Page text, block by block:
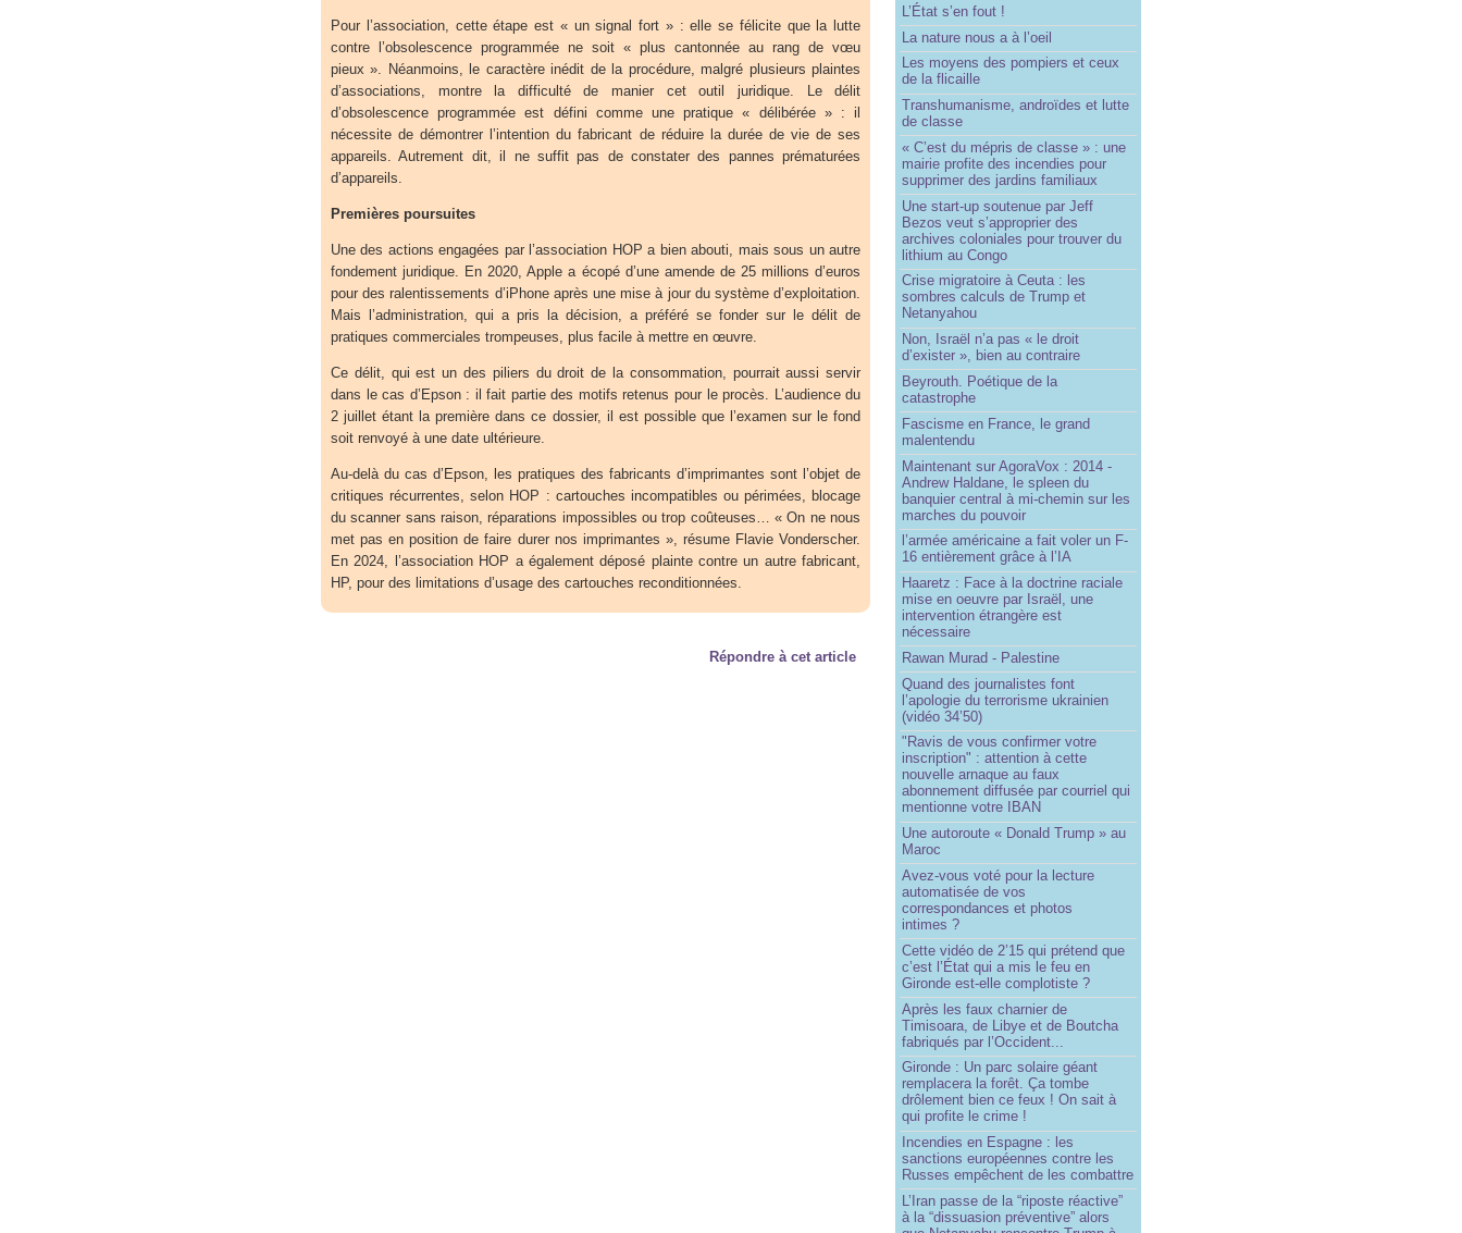
Pour l’association, cette étape est « un signal fort » : elle se félicite que la lutte
contre l’obsolescence programmée ne soit « plus cantonnée au rang de vœu
pieux ». Néanmoins, le caractère inédit de la procédure, malgré plusieurs plaintes
d’associations, montre la difficulté de manier cet outil juridique. Le délit
d’obsolescence programmée est défini comme une pratique « délibérée » : il
nécessite de démontrer l’intention du fabricant de réduire la durée de vie de ses
appareils. Autrement dit, il ne suffit pas de constater des pannes prématurées
d’appareils.
Premières poursuites
Une des actions engagées par l’association HOP a bien abouti, mais sous un autre
fondement juridique. En 2020, Apple a écopé d’une amende de 25 millions d’euros
pour des ralentissements d’iPhone après une mise à jour du système d’exploitation.
Mais l’administration, qui a pris la décision, a préféré se fonder sur le délit de
pratiques commerciales trompeuses, plus facile à mettre en œuvre.
Ce délit, qui est un des piliers du droit de la consommation, pourrait aussi servir
dans le cas d’Epson : il fait partie des motifs retenus pour le procès. L’audience du
2 juillet étant la première dans ce dossier, il est possible que l’examen sur le fond
soit renvoyé à une date ultérieure.
Au-delà du cas d’Epson, les pratiques des fabricants d’imprimantes sont l’objet de
critiques récurrentes, selon HOP : cartouches incompatibles ou périmées, blocage
du scanner sans raison, réparations impossibles ou trop coûteuses… « On ne nous
met pas en position de faire durer nos imprimantes », résume Flavie Vonderscher.
En 2024, l’association HOP a également déposé plainte contre un autre fabricant,
HP, pour des limitations d’usage des cartouches reconditionnées.
Répondre à cet article
L’État s’en fout !
La nature nous a à l’oeil
Les moyens des pompiers et ceux
de la flicaille
Transhumanisme, androïdes et lutte
de classe
« C’est du mépris de classe » : une
mairie profite des incendies pour
supprimer des jardins familiaux
Une start-up soutenue par Jeff
Bezos veut s’approprier des
archives coloniales pour trouver du
lithium au Congo
Crise migratoire à Ceuta : les
sombres calculs de Trump et
Netanyahou
Non, Israël n’a pas « le droit
d’exister », bien au contraire
Beyrouth. Poétique de la
catastrophe
Fascisme en France, le grand
malentendu
Maintenant sur AgoraVox : 2014 -
Andrew Haldane, le spleen du
banquier central à mi-chemin sur les
marches du pouvoir
l’armée américaine a fait voler un F-
16 entièrement grâce à l’IA
Haaretz : Face à la doctrine raciale
mise en oeuvre par Israël, une
intervention étrangère est
nécessaire
Rawan Murad - Palestine
Quand des journalistes font
l’apologie du terrorisme ukrainien
(vidéo 34’50)
"Ravis de vous confirmer votre
inscription" : attention à cette
nouvelle arnaque au faux
abonnement diffusée par courriel qui
mentionne votre IBAN
Une autoroute « Donald Trump » au
Maroc
Avez-vous voté pour la lecture
automatisée de vos
correspondances et photos
intimes ?
Cette vidéo de 2’15 qui prétend que
c’est l’État qui a mis le feu en
Gironde est-elle complotiste ?
Après les faux charnier de
Timisoara, de Libye et de Boutcha
fabriqués par l’Occident...
Gironde : Un parc solaire géant
remplacera la forêt. Ça tombe
drôlement bien ce feux ! On sait à
qui profite le crime !
Incendies en Espagne : les
sanctions européennes contre les
Russes empêchent de les combattre
L’Iran passe de la “riposte réactive”
à la “dissuasion préventive” alors